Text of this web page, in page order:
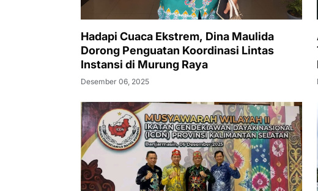
Hadapi Cuaca Ekstrem, Dina Maulida
Dorong Penguatan Koordinasi Lintas
Instansi di Murung Raya
Desember 06, 2025